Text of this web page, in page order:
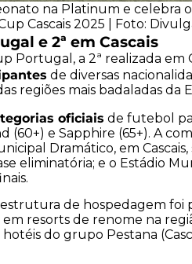
na Platinum e celebra
Cascais 2025 | Foto:
e 2ª em Cascais
Portugal, a 2ª realizada em
de diversas
regiões mais badaladas da
oficiais de futebol
(60+) e Sapphire (65+). A
Dramático, em
eliminatória; e o Estádio
de hospedagem foi
resorts de renome na
hotéis do grupo Pestana